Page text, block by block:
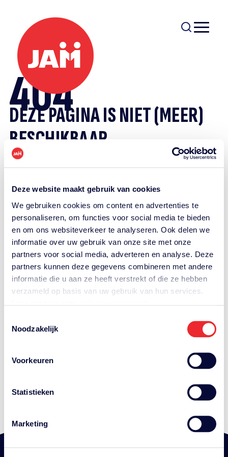
Deze website maakt gebruik van cookies
We gebruiken cookies om content en advertenties te
personaliseren, om functies voor social media te bieden
en om ons websiteverkeer te analyseren. Ook delen we
informatie over uw gebruik van onze site met onze
partners voor social media, adverteren en analyse. Deze
partners kunnen deze gegevens combineren met andere
informatie die u aan ze heeft verstrekt of die ze hebben
verzameld op basis van uw gebruik van hun services.
Noodzakelijk
Voorkeuren
Statistieken
Marketing
404
DEZE PAGINA IS NIET (MEER)
BESCHIKBAAR.
Om je op weg te helpen kun je hieronder een
Naar vacatures
Onze Diensten
Contact
Naar home